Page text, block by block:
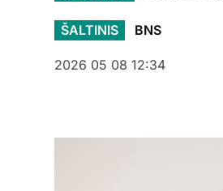
ŠALTINIS BNS
2026 05 08 12:34